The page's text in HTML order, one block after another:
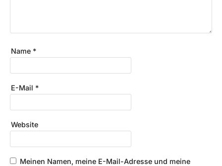
Name *
E-Mail *
Website
Meinen Namen, meine E-Mail-Adresse und meine